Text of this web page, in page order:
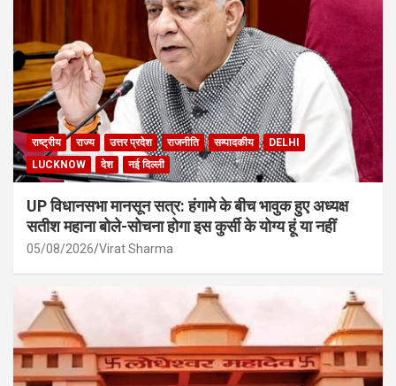
राष्ट्रीय राज्य उत्तर प्रदेश राजनीति सम्पादकीय
DELHI
LUCKNOW
देश नई दिल्ली
UP विधानसभा मानसून सत्र: हंगामे के बीच भावुक हुए अध्यक्ष
सतीश महाना बोले-सोचना होगा इस कुर्सी के योग्य हूं या नहीं
05/08/2026 Virat Sharma